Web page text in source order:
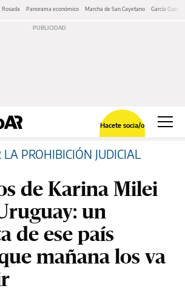
Rosada Panorama económico Marcha de San Cayetano García Cuerva
Hacete socia/o
LA PROHIBICIÓN JUDICIAL
de Karina Milei
un
de ese país
mañana los va